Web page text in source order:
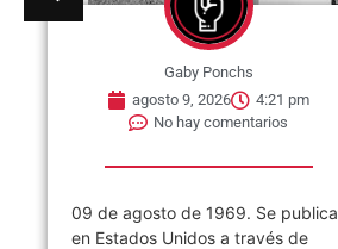
Gaby Ponchs
agosto 9, 2026
4:21 pm
No hay comentarios
09 de agosto de 1969. Se publica
en Estados Unidos a través de